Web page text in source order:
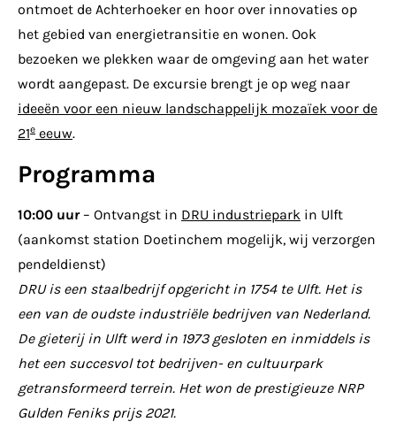
ontmoet de Achterhoeker en hoor over innovaties op
het gebied van energietransitie en wonen. Ook
bezoeken we plekken waar de omgeving aan het water
wordt aangepast. De excursie brengt je op weg naar
ideeën voor een nieuw landschappelijk mozaïek voor de
21e eeuw.
Programma
10:00 uur– Ontvangst in DRU industriepark in Ulft
(aankomst station Doetinchem mogelijk, wij verzorgen
pendeldienst)
DRU is een staalbedrijf opgericht in 1754 te Ulft. Het is
een van de oudste industriële bedrijven van Nederland.
De gieterij in Ulft werd in 1973 gesloten en inmiddels is
het een succesvol tot bedrijven- en cultuurpark
getransformeerd terrein. Het won de prestigieuze NRP
Gulden Feniks prijs 2021.